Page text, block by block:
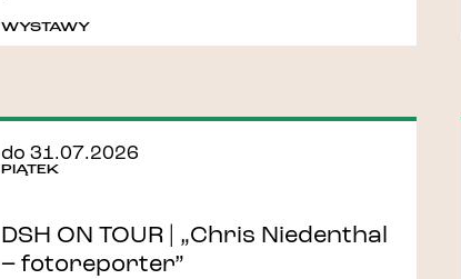
WYSTAWY
do 31.07.2026
PIĄTEK
DSH ON TOUR | „Chris Niedenthal
– fotoreporter”